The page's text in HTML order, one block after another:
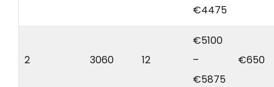
€4475
2 3060 12
€5100
–
€5875
€650